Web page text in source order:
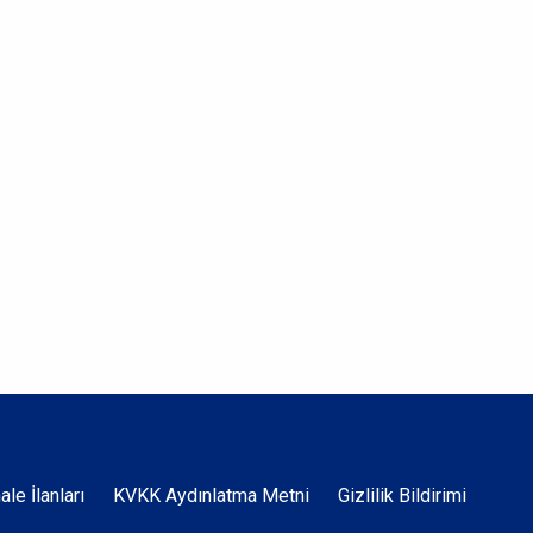
İlanları KVKK Aydınlatma Metni Gizlilik Bildirimi